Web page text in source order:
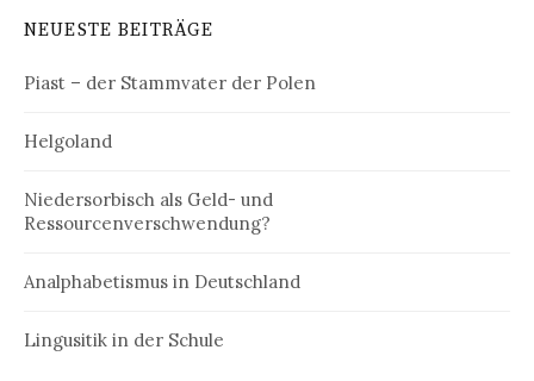
NEUESTE BEITRÄGE
Piast – der Stammvater der Polen
Helgoland
Niedersorbisch als Geld- und
Ressourcenverschwendung?
Analphabetismus in Deutschland
Lingusitik in der Schule